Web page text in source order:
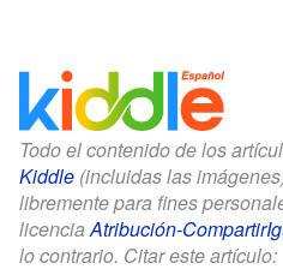
Todo el contenido de los
Kiddle (incluidas las
libremente para fines
licenciaAtribución-
lo contrario. Citar este artículo: